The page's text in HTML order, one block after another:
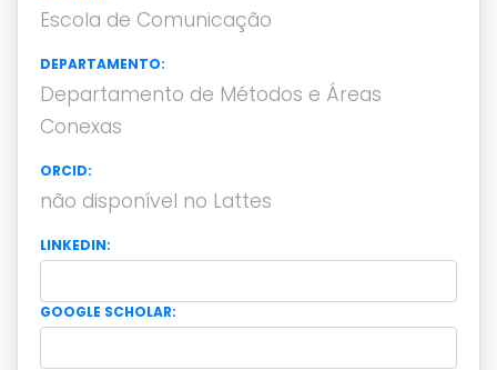
Escola de Comunicação
DEPARTAMENTO:
Departamento de Métodos e Áreas
Conexas
ORCID:
não disponível no Lattes
LINKEDIN:
GOOGLE SCHOLAR: